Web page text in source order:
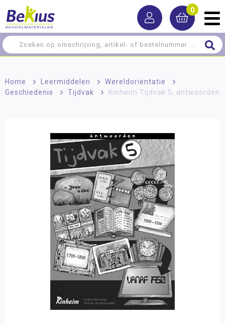
0
Home > Leermiddelen > Wereldoriëntatie
>
Geschiedenis
> Tijdvak > Kinheim Tijdvak 5, antwoorden